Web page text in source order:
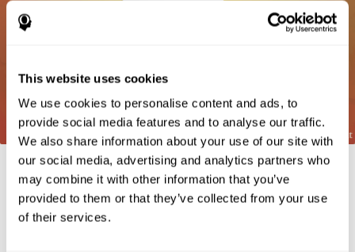
This website uses cookies
We use cookies to personalise content and ads, to
provide social media features and to analyse our traffic.
We also share information about your use of our site with
our social media, advertising and analytics partners who
may combine it with other information that you’ve
provided to them or that they’ve collected from your use
of their services.
Referanslar
Frota, S., Pereira, L. D. (2003) Processos temporais em
crianças com déficit de consciência fonológica. Rev Iberoam
Educ; 33(9):1-12.